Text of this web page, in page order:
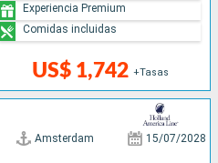
US$ 1,742 +Tasas
Experiencia Premium
Comidas incluidas
Amsterdam 15/07/2028